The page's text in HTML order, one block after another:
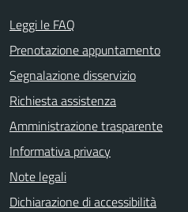
Leggi le FAQ
Prenotazione appuntamento
Segnalazione disservizio
Richiesta assistenza
Amministrazione trasparente
Informativa privacy
Note legali
Dichiarazione di accessibilità